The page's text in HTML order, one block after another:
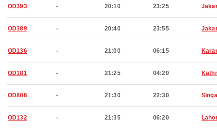
OD393 - 20:10 23:25
OD389 - 20:40 23:55
OD136 - 21:00 06:15
OD181 - 21:25 04:20
OD806 - 21:30 22:30
OD132 - 21:35 06:20